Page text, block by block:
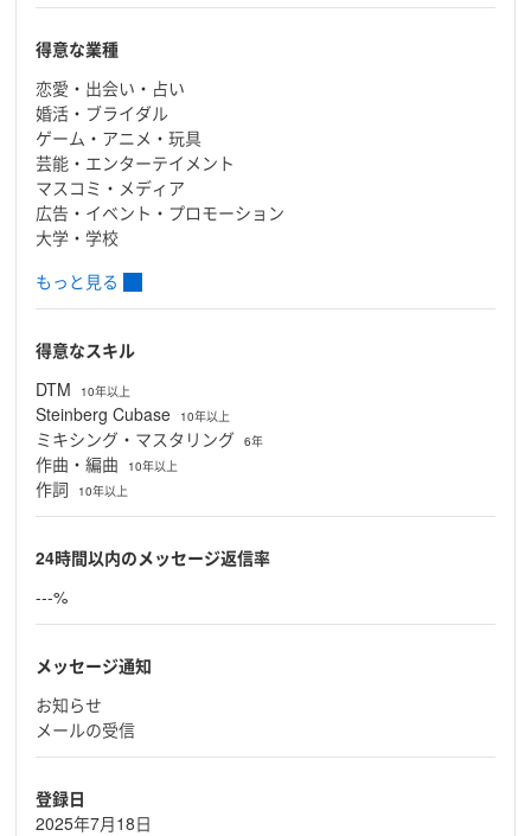
得意な業種
恋愛・出会い・占い
婚活・ブライダル
ゲーム・アニメ・玩具
芸能・エンターテイメント
マスコミ・メディア
広告・イベント・プロモーション
大学・学校
もっと見る
得意なスキル
DTM
10年以上
Steinberg Cubase 10年以上
ミキシング・マスタリング 6年
作曲・編曲 10年以上
作詞 10年以上
24時間以内のメッセージ返信率
---%
メッセージ通知
お知らせ
メールの受信
登録日
2025年7月18日